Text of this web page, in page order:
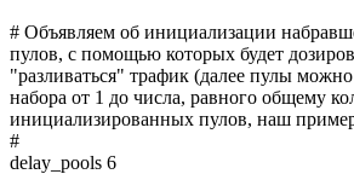
# Объявляем об инициализации
пулов, с помощью которых будет
"разливаться" трафик (далее пулы
набора от 1 до числа, равного общему
инициализированных пулов, наш
#
delay_pools 6